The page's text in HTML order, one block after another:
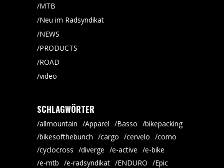
MTB
Neu im Radsyndikat
NEWS
PRODUCTS
ROAD
video
SCHLAGWÖRTER
allmountain Apparel Basso
bikepacking
bikesofthebunch
cargo cervelo
como
cyclocross
diverge e-active
e-bike
e-mtb
e-radsyndikat ENDURO
Epic